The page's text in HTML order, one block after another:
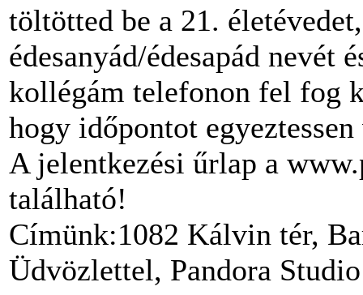
töltötted be a 21.
édesanyád/édesapád nevét
kollégám telefonon fel fog
hogy időpontot
A jelentkezési űrlap a
található!
Címünk:1082 Kálvin tér,
Üdvözlettel, Pandora Studio